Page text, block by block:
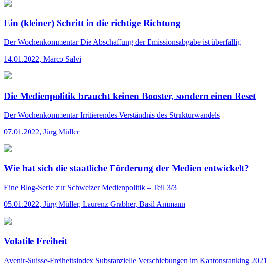
Ein (kleiner) Schritt in die richtige Richtung
Der WochenkommentarDie Abschaffung der Emissionsabgabe ist überfällig
14.01.2022, Marco Salvi
Die Medienpolitik braucht keinen Booster, sondern einen Reset
Der WochenkommentarIrritierendes Verständnis des Strukturwandels
07.01.2022, Jürg Müller
Wie hat sich die staatliche Förderung der Medien entwickelt?
Eine Blog-Serie zur Schweizer Medienpolitik – Teil 3/3
05.01.2022, Jürg Müller, Laurenz Grabher, Basil Ammann
Volatile Freiheit
Avenir-Suisse-Freiheitsindex Substanzielle Verschiebungen im Kantonsranking 2021